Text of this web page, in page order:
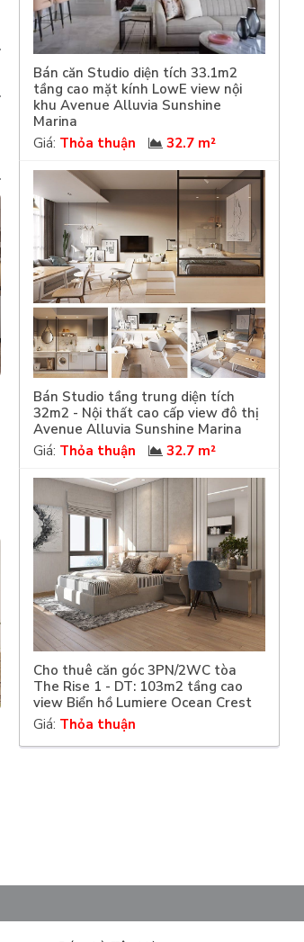
Bán căn Studio diện tích 33.1m2
tầng cao mặt kính LowE view nội
khu Avenue Alluvia Sunshine
Marina
Giá: Thỏa thuận 32.7 m²
Bán Studio tầng trung diện tích
32m2 - Nội thất cao cấp view đô thị
Avenue Alluvia Sunshine Marina
Giá: Thỏa thuận 32.7 m²
Cho thuê căn góc 3PN/2WC tòa
The Rise 1 - DT: 103m2 tầng cao
view Biển hồ Lumiere Ocean Crest
Giá: Thỏa thuận